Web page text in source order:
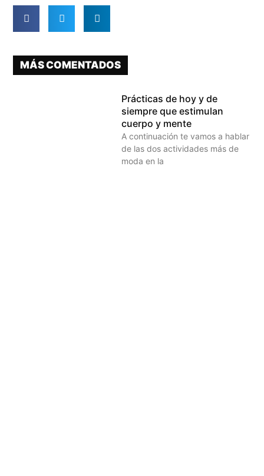
MÁS COMENTADOS
Prácticas de hoy y de
siempre que estimulan
cuerpo y mente
A continuación te vamos a hablar
de las dos actividades más de
moda en la